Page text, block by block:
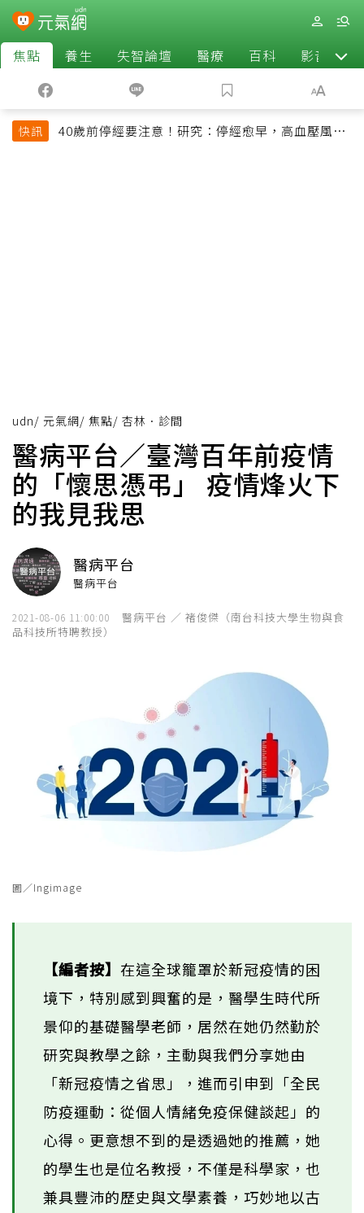
焦點 養生 失智論壇 醫療 百科 影音
快訊
40歲前停經要注意！研究：停經愈早，高血壓風險
udn/ 元氣網/ 焦點/ 杏林．診間
醫病平台／臺灣百年前疫情
的「懷思憑弔」 疫情烽火下
的我見我思
醫病平台
醫病平台
2021-08-06 11:00:00
醫病平台 ／ 褚俊傑（南台科技大學生物與食
品科技所特聘教授）
圖／Ingimage
【編者按】 在這全球籠罩於新冠疫情的困
境下，特別感到興奮的是，醫學生時代所
景仰的基礎醫學老師，居然在她仍然勤於
研究與教學之餘，主動與我們分享她由
「新冠疫情之省思」，進而引申到「全民
防疫運動：從個人情緒免疫保健談起」的
心得。更意想不到的是透過她的推薦，她
的學生也是位名教授，不僅是科學家，也
兼具豐沛的歷史與文學素養，巧妙地以古